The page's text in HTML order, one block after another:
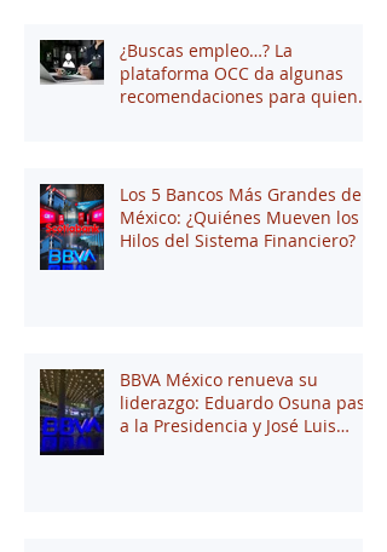
¿Buscas empleo…? La
plataforma OCC da algunas
recomendaciones para quienes
Los 5 Bancos Más Grandes de
México: ¿Quiénes Mueven los
Hilos del Sistema Financiero?
BBVA México renueva su
liderazgo: Eduardo Osuna pasa
a la Presidencia y José Luis